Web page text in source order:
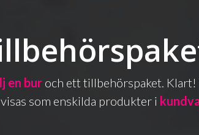
en bur och ett tillbehörspaket. Klart!
som enskilda produkter i